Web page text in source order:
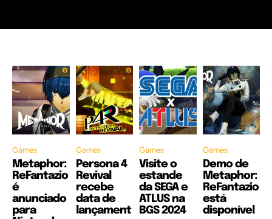
Games
Metaphor:
ReFantazio
é
anunciado
para
Games
Persona 4
Revival
recebe
data de
lançament
Games
Visite o
estande
da SEGA e
ATLUS na
BGS 2024
Games
Demo de
Metaphor:
ReFantazio
está
disponível